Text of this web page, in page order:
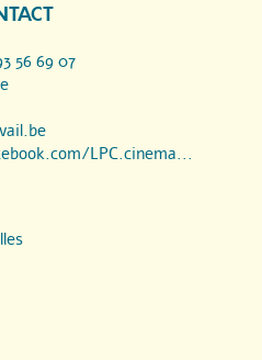
56 69 07
LPC.cinema...